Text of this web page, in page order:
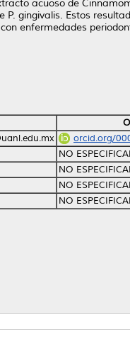
acuoso de
gingivalis. Estos
enfermedades
orcid.org/
NO
NO
NO
NO